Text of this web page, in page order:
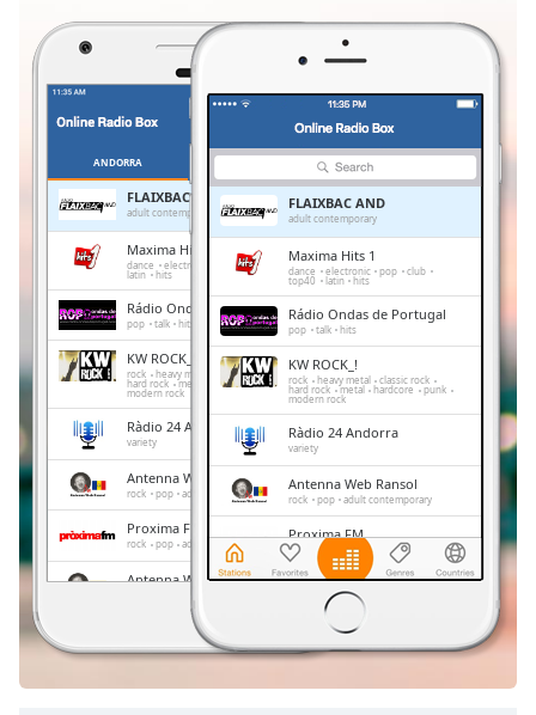
Stream
Type
LIVE
Seek to
currently
Remaining
Playback
Chapters
Chapters
Descriptions
descriptions
off,
selected
Subtitles
subtitles
settings,
ANDORRA
FLAIXBAC AND
adult contemporary
Maxima Hits 1
dance electronic pop club top40
latin hits
Rádio Ondas de Portugal
pop talk hits
KW ROCK_!
rock heavy metal classic rock
hard rock metal hardcore punk
modern rock
Ràdio 24 Andorra
variety
Antenna Web Ransol
rock pop adult contemporary
Proxima FM
rock pop adult contemporary
Antenna Web la Vella
talk sports
FLAIXBAC AND
adult contemporary
Maxima Hits 1
dance electronic pop club
top40 latin hits
Rádio Ondas de Portugal
pop talk hits
KW ROCK_!
rock heavy metal classic rock
hard rock metal hardcore punk
modern rock
Ràdio 24 Andorra
variety
Antenna Web Ransol
rock pop adult contemporary
Proxima FM
rock pop adult contemporary
Antenna Web la Vella
pop blues
talk sports